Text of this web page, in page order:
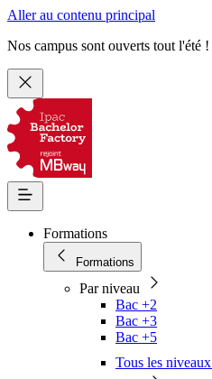
Aller au contenu principal
Nos campus sont ouverts tout l'été !
Formations
Formations
Par niveau
Bac +2
Bac +3
Bac +5
Tous les niveaux